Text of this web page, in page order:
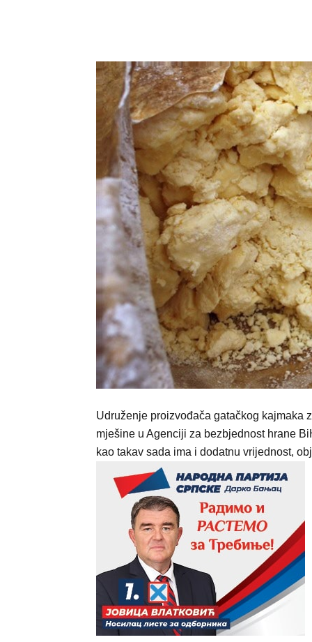
Udruženje proizvođača gatačkog kajmaka
mješine u Agenciji za bezbjednost hrane
kao takav sada ima i dodatnu vrijednost,